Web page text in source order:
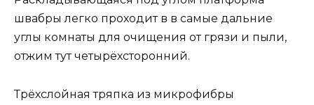
швабры легко проходит в в самые дальние
углы комнаты для очищения от грязи и пыли,
отжим тут четырёхсторонний.
Трёхслойная тряпка из микрофибры